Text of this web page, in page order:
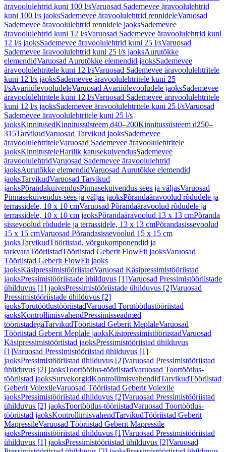
äravoolulehtrid kuni 100 l/sVaruosad Sademevee äravoolulehtrid
kuni 100 l/s jaoksSademevee äravoolulehtrid rennideleVaruosad
Sademevee äravoolulehtrid rennidele jaoksSademevee
äravoolulehtrid kuni 12 l/sVaruosad Sademevee äravoolulehtrid kuni
12 l/s jaoksSademevee äravoolulehtrid kuni 25 l/sVaruosad
Sademevee äravoolulehtrid kuni 25 l/s jaoksAurutõkke
elemendidVaruosad Aurutõkke elemendid jaoksSademevee
äravoolulehtritele kuni 12 l/sVaruosad Sademevee äravoolulehtritele
kuni 12 l/s jaoksSademevee äravoolulehtritele kuni 25
l/sAvariiülevooludeleVaruosad Avariiülevooludele jaoksSademevee
äravoolulehtritele kuni 12 l/sVaruosad Sademevee äravoolulehtritele
kuni 12 l/s jaoksSademevee äravoolulehtritele kuni 25 l/sVaruosad
Sademevee äravoolulehtritele kuni 25 l/s
jaoksKinnitusedKinnitussüsteem d40–200Kinnitussüsteem d250–
315TarvikudVaruosad Tarvikud jaoksSademevee
äravoolulehtriteleVaruosad Sademevee äravoolulehtritele
jaoksKinnitusteleHarilik katusekuivendusSademevee
äravoolulehtridVaruosad Sademevee äravoolulehtrid
jaoksAurutõkke elemendidVaruosad Aurutõkke elemendid
jaoksTarvikudVaruosad Tarvikud
jaoksPõrandakuivendusPinnasekuivendus sees ja väljasVaruosad
Pinnasekuivendus sees ja väljas jaoksPõrandaäravoolud rõdudele ja
terrassidele, 10 x 10 cmVaruosad Põrandaäravoolud rõdudele ja
terrassidele, 10 x 10 cm jaoksPõrandaäravoolud 13 x 13 cmPõranda
sissevoolud rõdudele ja terrassidele, 13 x 13 cmPõrandasissevoolud
15 x 15 cmVaruosad Põrandasissevoolud 15 x 15 cm
jaoksTarvikudTööriistad, võrgukomponendid ja
tarkvaraTööriistadTööriistad Geberit FlowFit jaoksVaruosad
Tööriistad Geberit FlowFit jaoks
jaoksKäsipressimistööriistadVaruosad Käsipressimistööriistad
jaoksPressimistööriistade ühilduvus [1]Varuosad Pressimistööriistade
ühilduvus [1] jaoksPressimistööriistade ühilduvus [2]Varuosad
Pressimistööriistade ühilduvus [2]
jaoksTorutöötlustööriistadVaruosad Torutöötlustööriistad
jaoksKontrollimisvahendPressimisseadmed
tööriistadegaTarvikudTööriistad Geberit MeplaleVaruosad
Tööriistad Geberit Meplale jaoksKäsipressimistööriistadVaruosad
Käsipressimistööriistad jaoksPressimistööriistad ühilduvus
[1]Varuosad Pressimistööriistad ühilduvus [1]
jaoksPressimistööriistad ühilduvus [2]Varuosad Pressimistööriistad
ühilduvus [2] jaoksToortöötlus-tööriistadVaruosad Toortöötlus-
tööriistad jaoksSurvekorgidKontrollimisvahendidTarvikudTööriistad
Geberit VolexileVaruosad Tööriistad Geberit Volexile
jaoksPressimistööriistad ühilduvus [2]Varuosad Pressimistööriistad
ühilduvus [2] jaoksToortöötlus-tööriistadVaruosad Toortöötlus-
tööriistad jaoksKontrollimisvahendTarvikudTööriistad Geberit
MapressileVaruosad Tööriistad Geberit Mapressile
jaoksPressimistööriistad ühilduvus [1]Varuosad Pressimistööriistad
ühilduvus [1] jaoksPressimistööriistad ühilduvus [2]Varuosad